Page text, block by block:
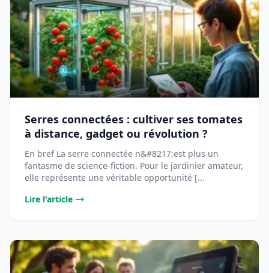
Serres connectées : cultiver ses tomates
à distance, gadget ou révolution ?
En bref La serre connectée n&#8217;est plus un
fantasme de science-fiction. Pour le jardinier amateur,
elle représente une véritable opportunité [...
Lire l'article